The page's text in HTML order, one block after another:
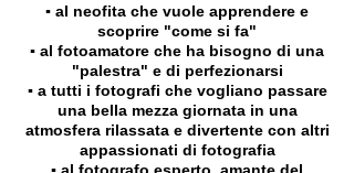
▪️ al neofita che vuole apprendere e
scoprire "come si fa"
▪️ al fotoamatore che ha bisogno di una
"palestra" e di perfezionarsi
▪️ a tutti i fotografi che vogliano passare
una bella mezza giornata in una
atmosfera rilassata e divertente con altri
appassionati di fotografia
▪️ al fotografo esperto, amante del